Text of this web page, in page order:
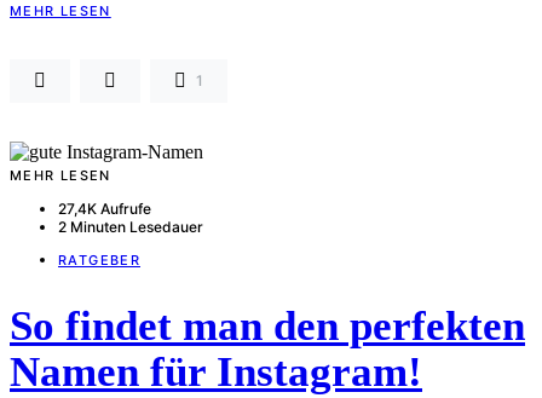
MEHR LESEN
1
MEHR LESEN
27,4K Aufrufe
2 Minuten Lesedauer
RATGEBER
So findet man den perfekten
Namen für Instagram!